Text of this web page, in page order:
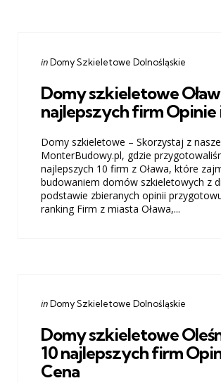
Categories
Posted
inDomy Szkieletowe Dolnośląskie
Domy szkieletowe
najlepszych firm Opinie
Domy szkieletowe – Skorzystaj z
MonterBudowy.pl, gdzie
najlepszych 10 firm z Oława, które
budowaniem domów szkieletowych z
podstawie zbieranych opinii
ranking Firm z miasta Oława,...
Categories
Posted
inDomy Szkieletowe Dolnośląskie
Domy szkieletowe
10 najlepszych firm
Cena